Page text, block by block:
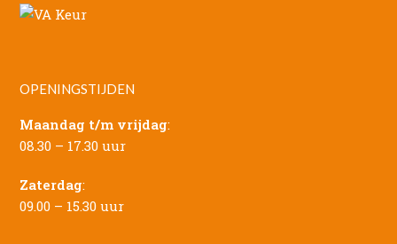
OPENINGSTIJDEN
Maandag t/m vrijdag:
08.30 – 17.30 uur
Zaterdag:
09.00 – 15.30 uur